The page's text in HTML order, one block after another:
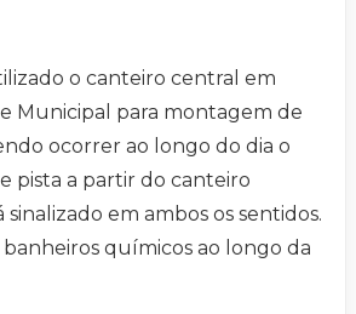
o canteiro central em
Municipal para montagem de
ocorrer ao longo do dia o
pista a partir do canteiro
em ambos os sentidos.
banheiros químicos ao longo da